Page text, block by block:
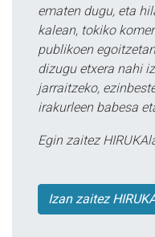
ematen dugu, eta
kalean, tokiko
publikoen
dizugu etxera nahi
jarraitzeko,
irakurleen babesa
Egin zaitez
Izan zaitez